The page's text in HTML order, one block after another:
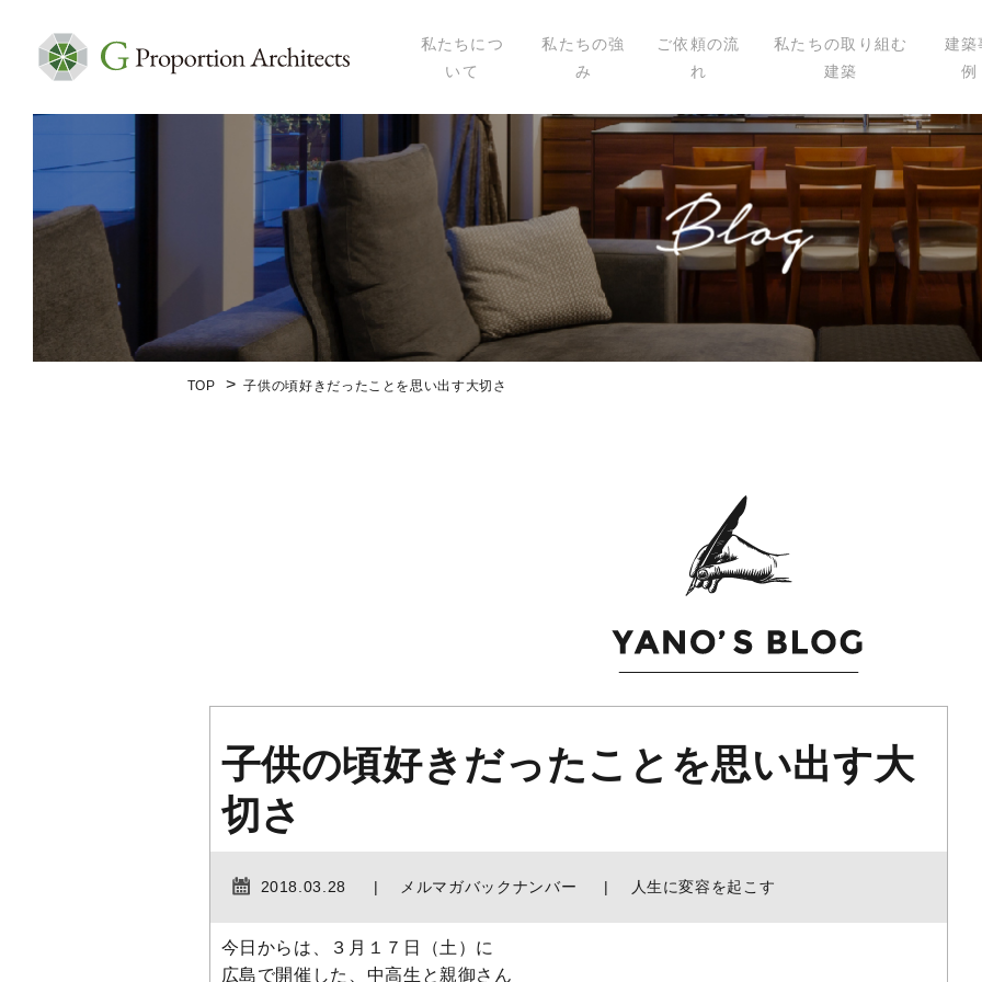
私たちにつ
いて
私たちについて
代表プロフィール
セミナー・講演
メディア掲載
会社概要
私たちの強
み
ご依頼の流
れ
私たちの取り組む
建築
建築
例
TOP 子供の頃好きだったことを思い出す大切さ
子供の頃好きだったことを思い出す大
切さ
2018.03.28 メルマガバックナンバー 人生に変容を起こす
今日からは、３月１７日（土）に
広島で開催した、中高生と親御さん